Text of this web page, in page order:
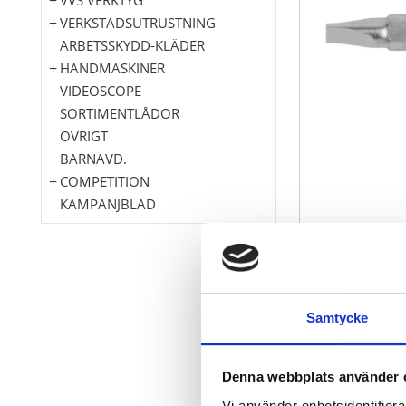
Samtycke
Denna webbplats använder
spår
Med
För manuell
Bäst lämpad
VERKSTADSUTRUSTNING
ARBETSSKYDD-KLÄDER
HANDMASKINER
VIDEOSCOPE
SORTIMENTLÅDOR
ÖVRIGT
BARNAVD.
COMPETITION
KAMPANJBLAD